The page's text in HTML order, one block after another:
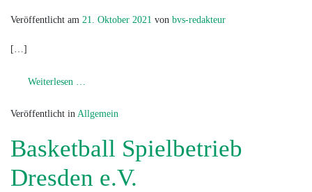
Veröffentlicht am 21. Oktober 2021 von bvs-redakteur
[…]
Weiterlesen …
Veröffentlicht in Allgemein
Basketball Spielbetrieb
Dresden e.V.